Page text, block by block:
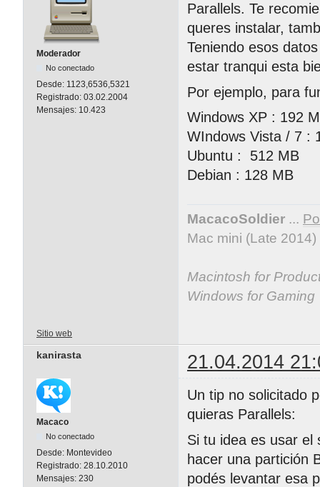
Moderador
No conectado
Desde: 1123,6536,5321
Registrado: 03.02.2004
Mensajes: 10.423
Parallels. Te
queres instalar,
Teniendo esos
estar tranqui esta
Por ejemplo, para
Windows XP : 192
WIndows Vista / 7 :
Ubuntu : 512 MB
Debian : 128 MB
MacacoSoldier ...
Mac mini (Late
Macintosh for
Windows for Gaming
Sitio web
kanirasta 21.04.2014
Macaco
No conectado
Desde: Montevideo
Registrado: 28.10.2010
Mensajes: 230
Un tip no solicitado
quieras Parallels:
Si tu idea es usar el
hacer una partición
podés levantar esa